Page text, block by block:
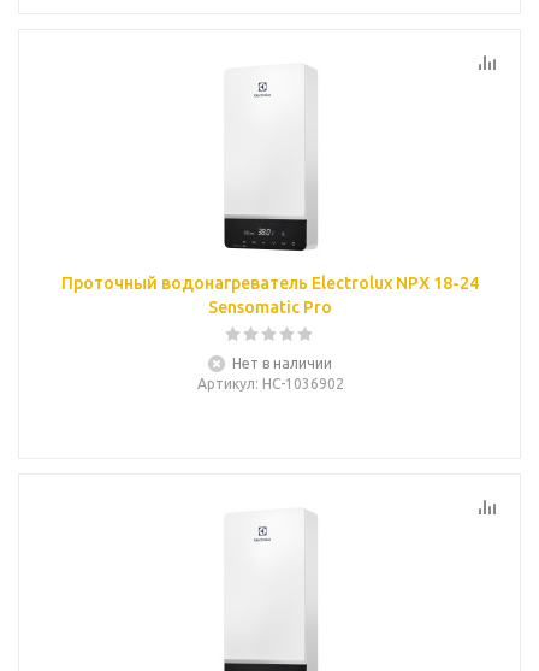
Проточный водонагреватель Electrolux NPX 18-24
Sensomatic Pro
Нет в наличии
Артикул: НС-1036902